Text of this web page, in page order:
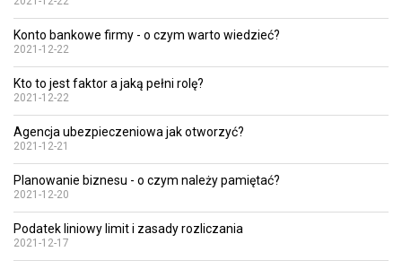
Konto bankowe firmy - o czym warto wiedzieć?
2021-12-22
Kto to jest faktor a jaką pełni rolę?
2021-12-22
Agencja ubezpieczeniowa jak otworzyć?
2021-12-21
Planowanie biznesu - o czym należy pamiętać?
2021-12-20
Podatek liniowy limit i zasady rozliczania
2021-12-17